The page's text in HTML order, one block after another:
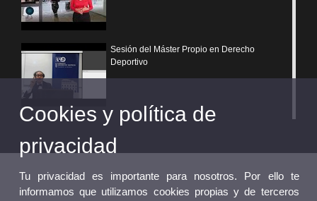
Sesión del Máster Propio en Derecho
Deportivo
¿Por qué elegir un postgrado propio de la
Universitat de València?
Cookies y política de
privacidad
Tu privacidad es importante para nosotros. Por ello te
informamos que utilizamos cookies propias y de terceros